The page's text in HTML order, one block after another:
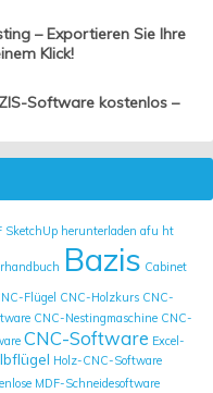
– Exportieren Sie Ihre
Klick!
Software kostenlos –
SketchUp herunterladen afu ht
Bazis Cabinet
Flügel CNC-Holzkurs CNC-
CNC-Nestingmaschine CNC-
CNC-Software Excel-
Holz-CNC-Software
MDF-Schneidesoftware